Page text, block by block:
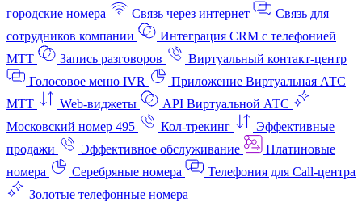
городские номера
Связь через интернет
Связь для
сотрудников компании
Интеграция CRM с телефонией
МТТ
Запись разговоров
Виртуальный контакт‑центр
Голосовое меню IVR
Приложение Виртуальная АТС
МТТ
Web-виджеты
API Виртуальной АТС
Московский номер 495
Кол-трекинг
Эффективные
продажи
Эффективное обслуживание
Платиновые
номера
Серебряные номера
Телефония для Call-центра
Золотые телефонные номера